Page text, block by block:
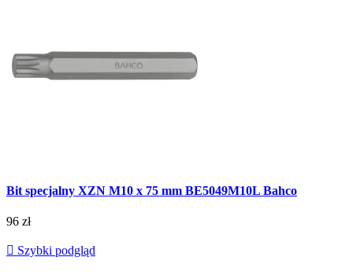
Bit specjalny XZN M10 x 75 mm BE5049M10L Bahco
96 zł
 Szybki podgląd